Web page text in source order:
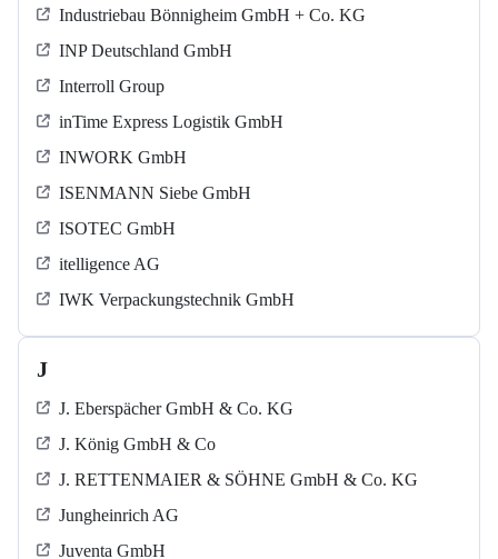
Industriebau Bönnigheim GmbH + Co. KG
INP Deutschland GmbH
Interroll Group
inTime Express Logistik GmbH
INWORK GmbH
ISENMANN Siebe GmbH
ISOTEC GmbH
itelligence AG
IWK Verpackungstechnik GmbH
J
J. Eberspächer GmbH & Co. KG
J. König GmbH & Co
J. RETTENMAIER & SÖHNE GmbH & Co. KG
Jungheinrich AG
Juventa GmbH